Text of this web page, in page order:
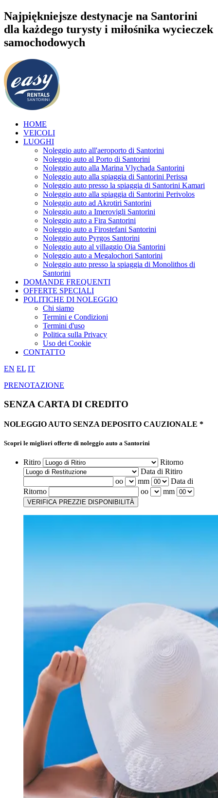
Najpiękniejsze destynacje na Santorini
dla każdego turysty i miłośnika wycieczek
samochodowych
HOME
VEICOLI
LUOGHI
Noleggio auto all'aeroporto di Santorini
Noleggio auto al Porto di Santorini
Noleggio auto alla Marina Vlychada Santorini
Noleggio auto alla spiaggia di Santorini Perissa
Noleggio auto presso la spiaggia di Santorini Kamari
Noleggio auto alla spiaggia di Santorini Perivolos
Noleggio auto ad Akrotiri Santorini
Noleggio auto a Imerovigli Santorini
Noleggio auto a Fira Santorini
Noleggio auto a Firostefani Santorini
Noleggio auto Pyrgos Santorini
Noleggio auto al villaggio Oia Santorini
Noleggio auto a Megalochori Santorini
Noleggio auto presso la spiaggia di Monolithos di
Santorini
DOMANDE FREQUENTI
OFFERTE SPECIALI
POLITICHE DI NOLEGGIO
Chi siamo
Termini e Condizioni
Termini d'uso
Politica sulla Privacy
Uso dei Cookie
CONTATTO
EN EL IT
PRENOTAZIONE
SENZA CARTA DI CREDITO
NOLEGGIO AUTO SENZA DEPOSITO CAUZIONALE *
Scopri le migliori offerte di noleggio auto a Santorini
Ritiro
Ritorno
Data di Ritiro
oo
mm
Data di
Ritorno
oo mm
VERIFICA PREZZI E DISPONIBILITÀ